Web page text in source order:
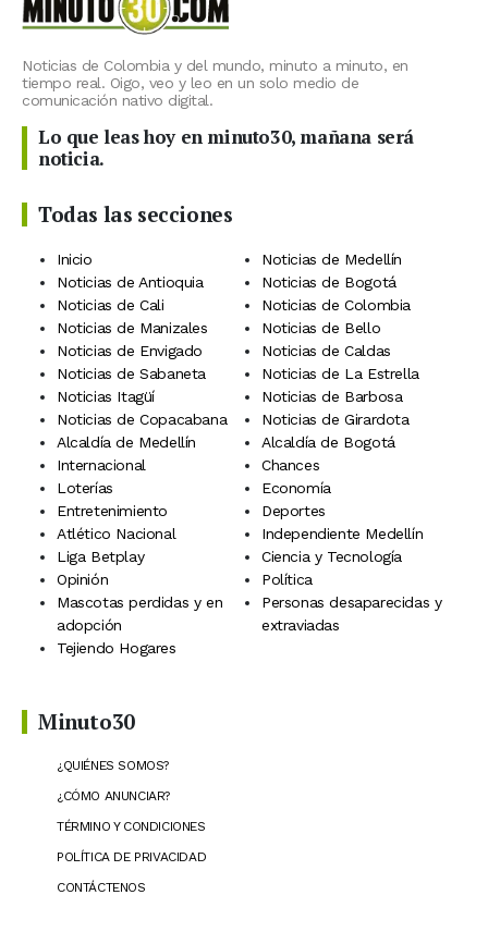
Noticias de Colombia y del mundo, minuto a minuto, en
tiempo real. Oigo, veo y leo en un solo medio de
comunicación nativo digital.
Lo que leas hoy en minuto30, mañana será
noticia.
Todas las secciones
Inicio
Noticias de Medellín
Noticias de Antioquia
Noticias de Bogotá
Noticias de Cali
Noticias de Colombia
Noticias de Manizales
Noticias de Bello
Noticias de Envigado
Noticias de Caldas
Noticias de Sabaneta
Noticias de La Estrella
Noticias Itagüí
Noticias de Barbosa
Noticias de Copacabana
Noticias de Girardota
Alcaldía de Medellín
Alcaldía de Bogotá
Internacional
Chances
Loterías
Economía
Entretenimiento
Deportes
Atlético Nacional
Independiente Medellín
Liga Betplay
Ciencia y Tecnología
Opinión
Política
Mascotas perdidas y en
adopción
Personas desaparecidas y
extraviadas
Tejiendo Hogares
Minuto30
¿QUIÉNES SOMOS?
¿CÓMO ANUNCIAR?
TÉRMINO Y CONDICIONES
POLÍTICA DE PRIVACIDAD
CONTÁCTENOS